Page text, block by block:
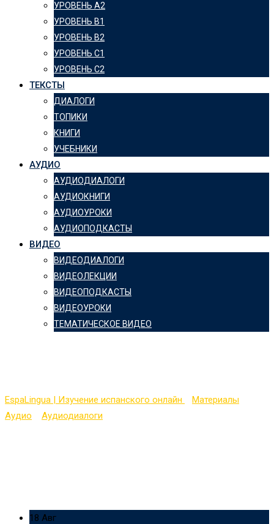
УРОВЕНЬ А2
УРОВЕНЬ B1
УРОВЕНЬ B2
УРОВЕНЬ C1
УРОВЕНЬ C2
ТЕКСТЫ
ДИАЛОГИ
ТОПИКИ
КНИГИ
УЧЕБНИКИ
АУДИО
АУДИОДИАЛОГИ
АУДИОКНИГИ
АУДИОУРОКИ
АУДИОПОДКАСТЫ
ВИДЕО
ВИДЕОДИАЛОГИ
ВИДЕОЛЕКЦИИ
ВИДЕОПОДКАСТЫ
ВИДЕОУРОКИ
ТЕМАТИЧЕСКОЕ ВИДЕО
EspaLingua | Изучение испанского онлайн Материалы
Аудио
Аудиодиалоги
18 Авг